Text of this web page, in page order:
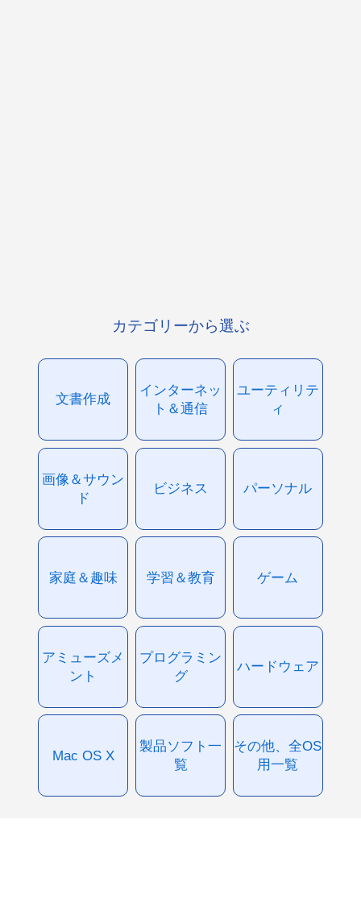
カテゴリーから選ぶ
文書作成
インターネッ
ト＆通信
ユーティリテ
ィ
画像＆サウン
ド
ビジネス パーソナル
家庭＆趣味 学習＆教育 ゲーム
アミューズメ
ント
プログラミン
グ
ハードウェア
Mac OS X
製品ソフト一
覧
その他、全OS
用一覧